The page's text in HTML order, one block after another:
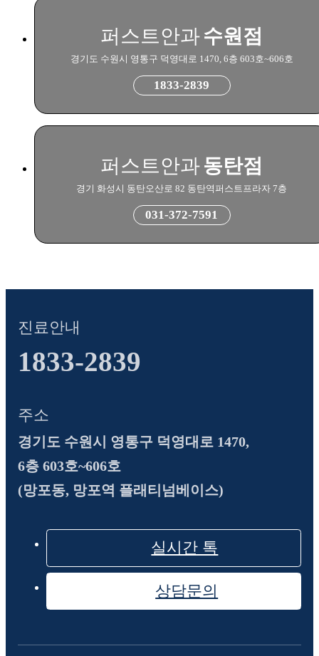
퍼스트안과수원점
경기도 수원시 영통구 덕영대로 1470, 6층 603호~606호
1833-2839
퍼스트안과동탄점
경기 화성시 동탄오산로 82 동탄역퍼스트프라자 7층
031-372-7591
진료안내
1833-2839
주소
경기도 수원시 영통구 덕영대로 1470,
6층 603호~606호
(망포동, 망포역 플래티넘베이스)
실시간 톡
상담문의